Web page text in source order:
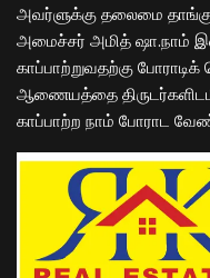
அவர்ளுக்கு தலைமை
அமைச்சர் அமித் ஷா.நாம்
காப்பாற்றுவதற்கு
ஆணையத்தை
காப்பாற்ற நாம் போராட